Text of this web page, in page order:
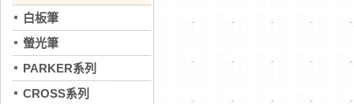
白板筆
螢光筆
PARKER系列
CROSS系列